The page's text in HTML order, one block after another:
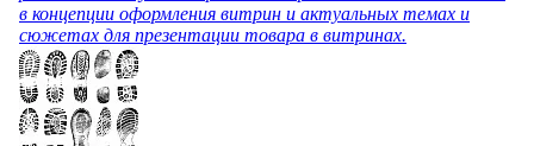
в концепции оформления витрин и актуальных темах и
сюжетах для презентации товара в витринах.